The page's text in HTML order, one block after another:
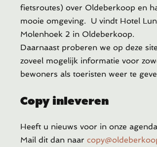
fietsroutes) over Oldeberkoop en
mooie omgeving. U vindt Hotel
Molenhoek 2 in Oldeberkoop.
Daarnaast proberen we op deze site
zoveel mogelijk informatie voor
bewoners als toeristen weer te
Copy inleveren
Heeft u nieuws voor in onze
Mail dit dan naar